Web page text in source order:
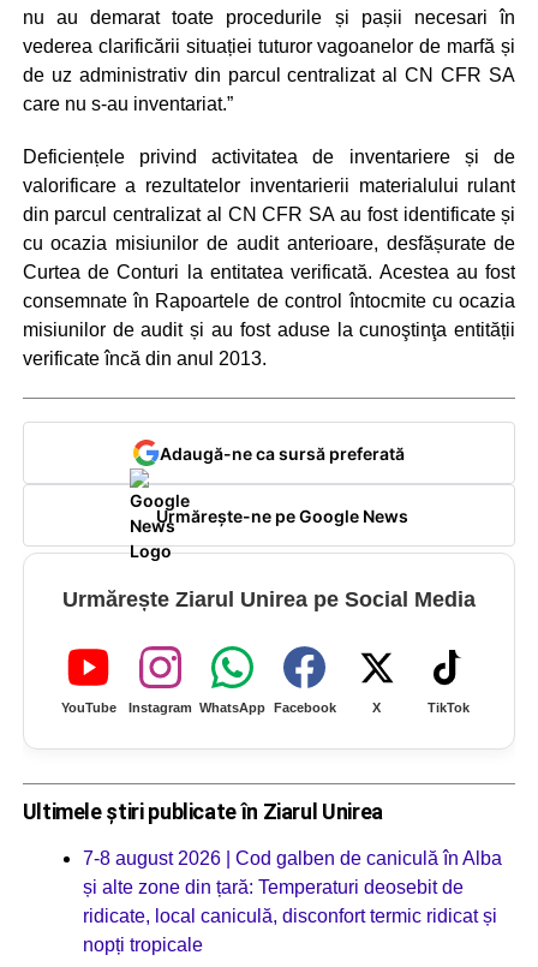
nu au demarat toate procedurile și pașii necesari în
vederea clarificării situației tuturor vagoanelor de marfă și
de uz administrativ din parcul centralizat al CN CFR SA
care nu s-au inventariat.”
Deficiențele privind activitatea de inventariere și de
valorificare a rezultatelor inventarierii materialului rulant
din parcul centralizat al CN CFR SA au fost identificate și
cu ocazia misiunilor de audit anterioare, desfășurate de
Curtea de Conturi la entitatea verificată. Acestea au fost
consemnate în Rapoartele de control întocmite cu ocazia
misiunilor de audit și au fost aduse la cunoştinţa entității
verificate încă din anul 2013.
Adaugă-ne ca sursă preferată
Urmărește-ne pe Google News
Urmărește Ziarul Unirea pe Social Media
YouTube Instagram WhatsApp Facebook X TikTok
Ultimele știri publicate în Ziarul Unirea
7-8 august 2026 | Cod galben de caniculă în Alba
și alte zone din țară: Temperaturi deosebit de
ridicate, local caniculă, disconfort termic ridicat și
nopți tropicale